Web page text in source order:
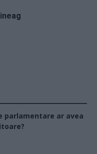
parlamentare ar avea